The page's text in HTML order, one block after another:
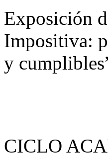
Exposición
Impositiva:
y
CICLO